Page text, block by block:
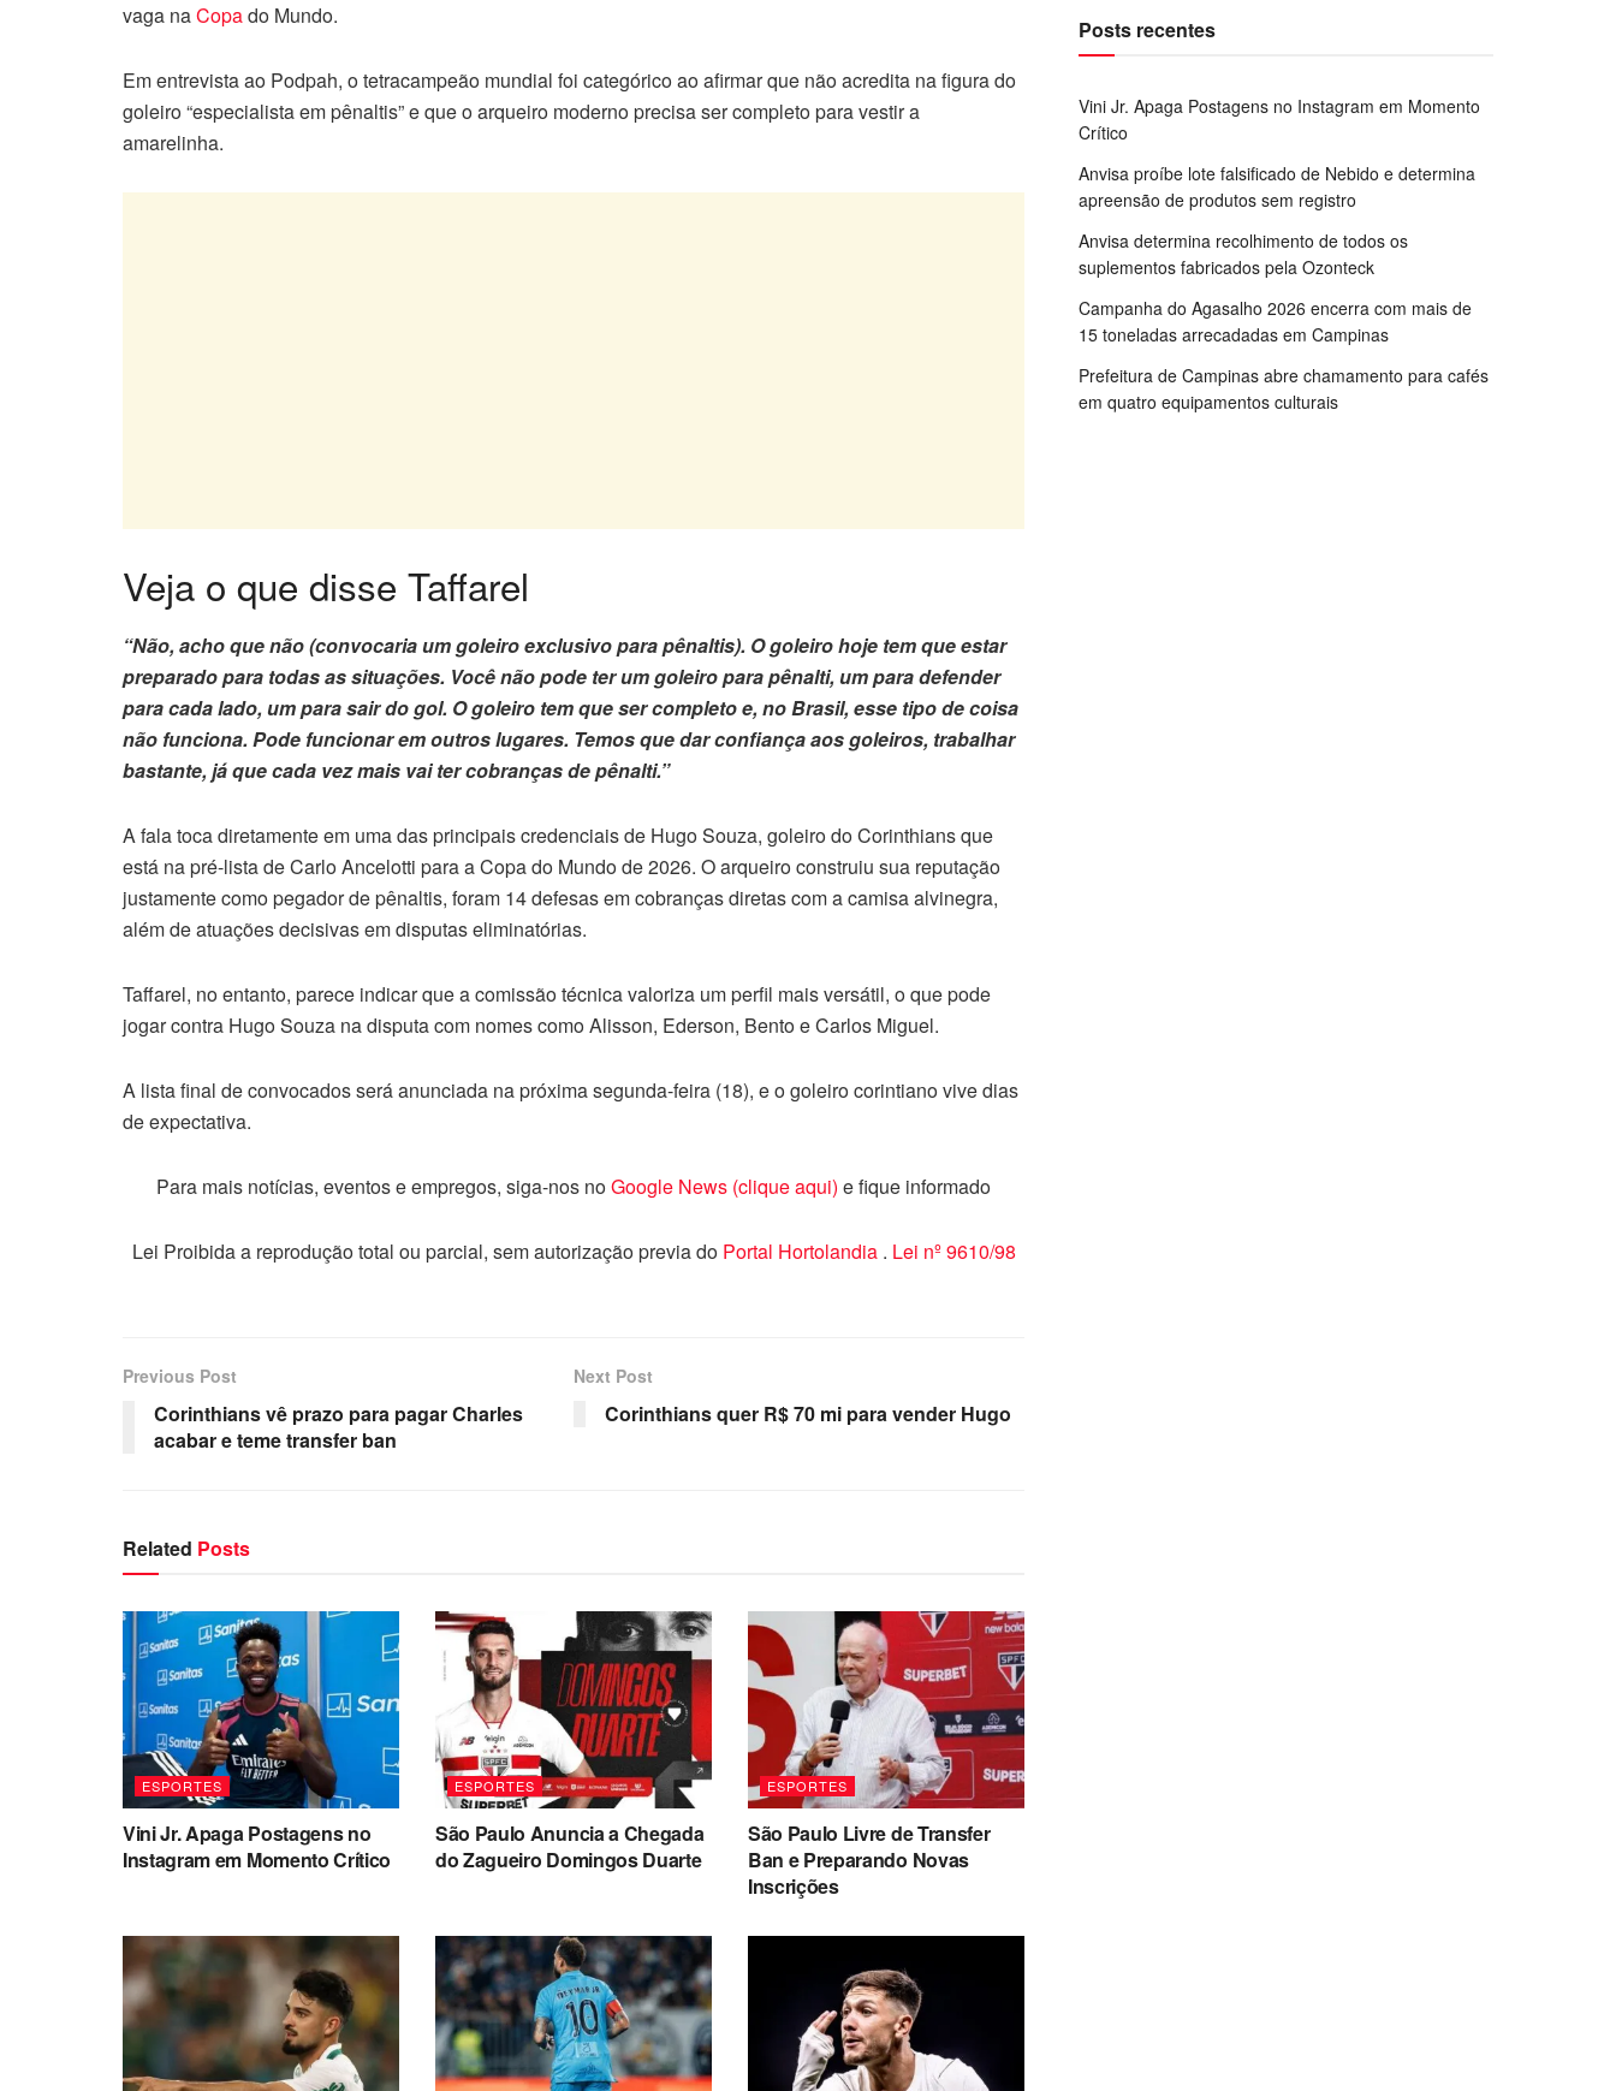
vaga naCopado Mundo.
Em entrevista ao Podpah, o tetracampeão mundial foi categórico ao afirmar que não acredita na figura do
goleiro “especialista em pênaltis” e que o arqueiro moderno precisa ser completo para vestir a
amarelinha.
Veja o que disse Taffarel
“Não, acho que não (convocaria um goleiro exclusivo para pênaltis). O goleiro hoje tem que estar
preparado para todas as situações. Você não pode ter um goleiro para pênalti, um para defender
para cada lado, um para sair do gol. O goleiro tem que ser completo e, no Brasil, esse tipo de coisa
não funciona. Pode funcionar em outros lugares. Temos que dar confiança aos goleiros, trabalhar
bastante, já que cada vez mais vai ter cobranças de pênalti.”
A fala toca diretamente em uma das principais credenciais de Hugo Souza, goleiro do Corinthians que
está na pré-lista de Carlo Ancelotti para a Copa do Mundo de 2026. O arqueiro construiu sua reputação
justamente como pegador de pênaltis, foram 14 defesas em cobranças diretas com a camisa alvinegra,
além de atuações decisivas em disputas eliminatórias.
Taffarel, no entanto, parece indicar que a comissão técnica valoriza um perfil mais versátil, o que pode
jogar contra Hugo Souza na disputa com nomes como Alisson, Ederson, Bento e Carlos Miguel.
A lista final de convocados será anunciada na próxima segunda-feira (18), e o goleiro corintiano vive dias
de expectativa.
Para mais notícias, eventos e empregos, siga-nos noGoogle News (clique aqui) e fique informado
Lei Proibida a reprodução total ou parcial, sem autorização previa do Portal Hortolandia . Lei nº 9610/98
Previous Post
Corinthians vê prazo para pagar Charles
acabar e teme transfer ban
Next Post
Corinthians quer R$ 70 mi para vender Hugo
Related Posts
ESPORTES
Vini Jr. Apaga Postagens no
Instagram em Momento Crítico
ESPORTES
São Paulo Anuncia a Chegada
do Zagueiro Domingos Duarte
ESPORTES
São Paulo Livre de Transfer
Ban e Preparando Novas
Inscrições
Posts recentes
Vini Jr. Apaga Postagens no Instagram em Momento
Crítico
Anvisa proíbe lote falsificado de Nebido e determina
apreensão de produtos sem registro
Anvisa determina recolhimento de todos os
suplementos fabricados pela Ozonteck
Campanha do Agasalho 2026 encerra com mais de
15 toneladas arrecadadas em Campinas
Prefeitura de Campinas abre chamamento para cafés
em quatro equipamentos culturais